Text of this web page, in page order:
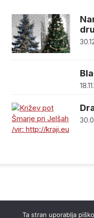
Ta stran uporablja